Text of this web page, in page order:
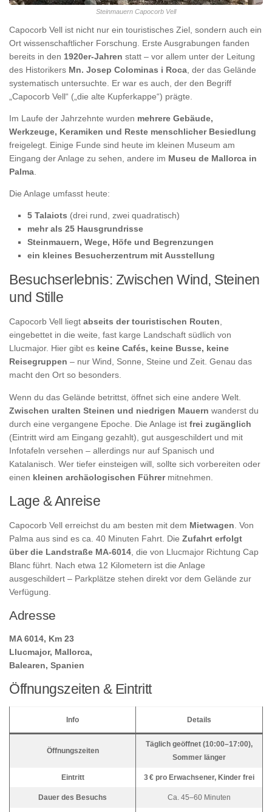
Steinmauern Capocorb Vell
Capocorb Vell ist nicht nur ein touristisches Ziel, sondern auch ein
Ort wissenschaftlicher Forschung. Erste Ausgrabungen fanden
bereits in den 1920er-Jahren statt – vor allem unter der Leitung
des Historikers Mn. Josep Colominas i Roca , der das Gelände
systematisch untersuchte. Er war es auch, der den Begriff
„Capocorb Vell“ („die alte Kupferkappe“) prägte.
Im Laufe der Jahrzehnte wurden mehrere Gebäude,
Werkzeuge, Keramiken und Reste menschlicher Besiedlung
freigelegt. Einige Funde sind heute im kleinen Museum am
Eingang der Anlage zu sehen, andere im Museu de Mallorca in
Palma.
Die Anlage umfasst heute:
5 Talaiots (drei rund, zwei quadratisch)
mehr als 25 Hausgrundrisse
Steinmauern, Wege, Höfe und Begrenzungen
ein kleines Besucherzentrum mit Ausstellung
Besuchserlebnis: Zwischen Wind, Steinen
und Stille
Capocorb Vell liegt abseits der touristischen Routen,
eingebettet in die weite, fast karge Landschaft südlich von
Llucmajor. Hier gibt es keine Cafés, keine Busse, keine
Reisegruppen – nur Wind, Sonne, Steine und Zeit. Genau das
macht den Ort so besonders.
Wenn du das Gelände betrittst, öffnet sich eine andere Welt.
Zwischen uralten Steinen und niedrigen Mauern wanderst du
durch eine vergangene Epoche. Die Anlage ist frei zugänglich
(Eintritt wird am Eingang gezahlt), gut ausgeschildert und mit
Infotafeln versehen – allerdings nur auf Spanisch und
Katalanisch. Wer tiefer einsteigen will, sollte sich vorbereiten oder
einen kleinen archäologischen Führermitnehmen.
Lage & Anreise
Capocorb Vell erreichst du am besten mit dem Mietwagen . Von
Palma aus sind es ca. 40 Minuten Fahrt. Die Zufahrt erfolgt
über die Landstraße MA-6014 , die von Llucmajor Richtung Cap
Blanc führt. Nach etwa 12 Kilometern ist die Anlage
ausgeschildert – Parkplätze stehen direkt vor dem Gelände zur
Verfügung.
Adresse
MA 6014, Km 23
Llucmajor, Mallorca,
Balearen, Spanien
Öffnungszeiten & Eintritt
Info Details
Öffnungszeiten
Täglich geöffnet (10:00–17:00),
Sommer länger
Eintritt 3 € pro Erwachsener, Kinder frei
Dauer des Besuchs Ca. 45–60 Minuten